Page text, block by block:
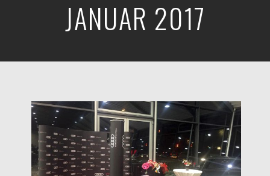
JANUAR 2017